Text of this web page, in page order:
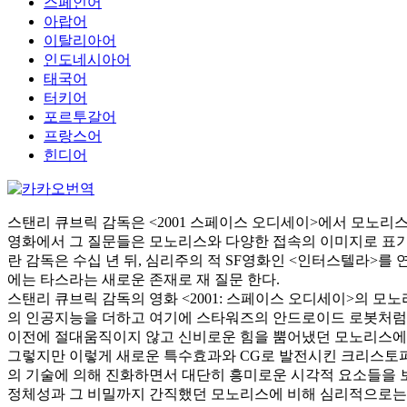
아랍어
이탈리아어
인도네시아어
태국어
터키어
포르투갈어
프랑스어
힌디어
스탠리 큐브릭 감독은 <2001 스페이스 오디세이>에서 모노
영화에서 그 질문들은 모노리스와 다양한 접속의 이미지로 표
란 감독은 수십 년 뒤, 심리주의 적 SF영화인 <인터스텔라>를
에는 타스라는 새로운 존재로 재 질문 한다.
스탠리 큐브릭 감독의 영화 <2001: 스페이스 오디세이>의 모
의 인공지능을 더하고 여기에 스타워즈의 안드로이드 로봇처
이전에 절대움직이지 않고 신비로운 힘을 뿜어냈던 모노리스
그렇지만 이렇게 새로운 특수효과와 CG로 발전시킨 크리스
의 기술에 의해 진화하면서 대단히 흥미로운 시각적 요소들
정체성과 그 비밀까지 간직했던 모노리스에 비해 심리적으로